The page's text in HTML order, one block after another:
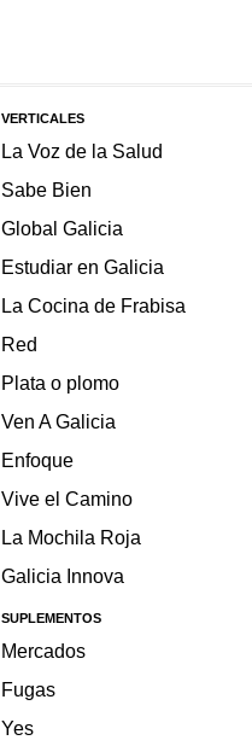
VERTICALES
La Voz de la Salud
Sabe Bien
Global Galicia
Estudiar en Galicia
La Cocina de Frabisa
Red
Plata o plomo
Ven A Galicia
Enfoque
Vive el Camino
La Mochila Roja
Galicia Innova
SUPLEMENTOS
Mercados
Fugas
Yes